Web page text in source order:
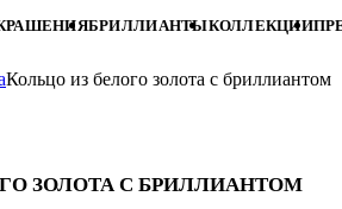
БРИЛЛИАНТЫКОЛЛЕКЦИИ
Кольцо из белого золота с бриллиантом
ЗОЛОТА С БРИЛЛИАНТОМ